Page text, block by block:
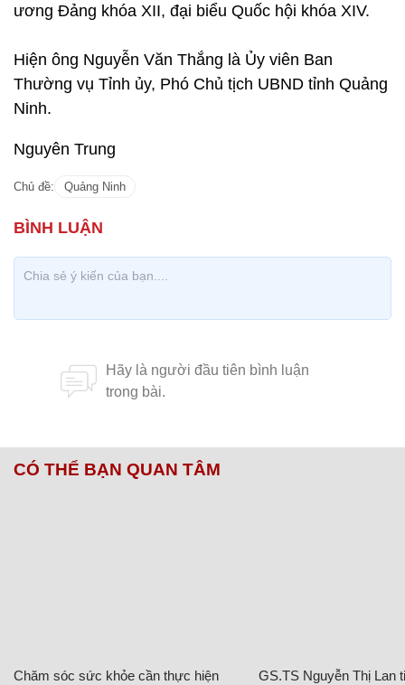
ương Đảng khóa XII, đại biểu Quốc hội khóa XIV.
Hiện ông Nguyễn Văn Thắng là Ủy viên Ban
Thường vụ Tỉnh ủy, Phó Chủ tịch UBND tỉnh Quảng
Ninh.
Nguyên Trung
Chủ đề: Quảng Ninh
CÓ THỂ BẠN QUAN TÂM
Chăm sóc sức khỏe cần thực hiện GS.TS Nguyễn Thị Lan